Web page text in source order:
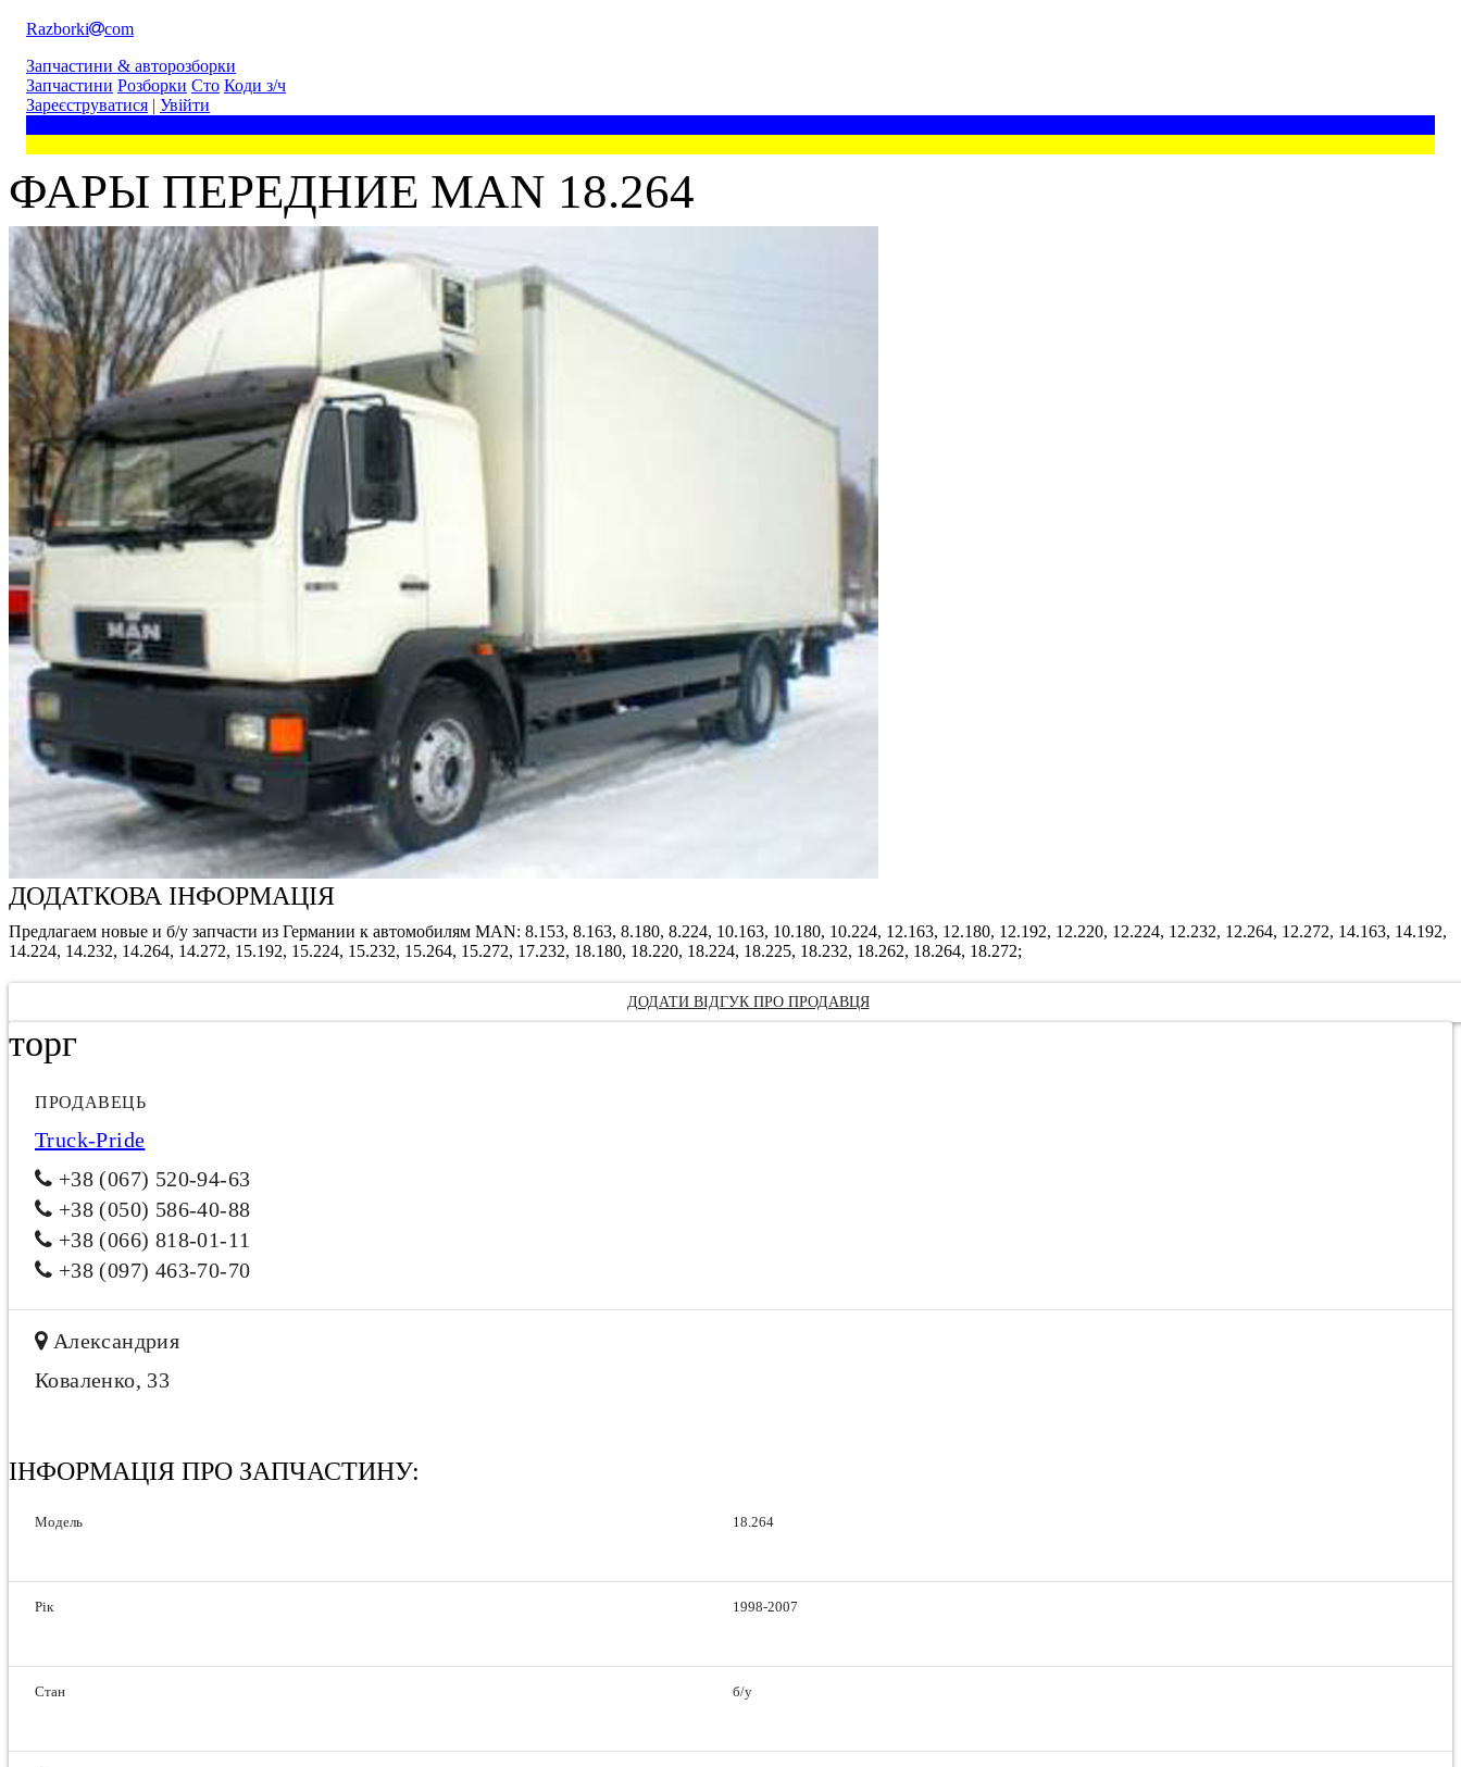
Razborki
com
Запчастини & авторозборки
Запчастини Розборки Сто Коди з/ч
Зареєструватися | Увійти
ФАРЫ ПЕРЕДНИЕ MAN 18.264
ДОДАТКОВА ІНФОРМАЦІЯ
Предлагаем новые и б/у запчасти из Германии к автомобилям MAN: 8.153, 8.163, 8.180, 8.224, 10.163, 10.180, 10.224, 12.163, 12.180, 12.192, 12.220, 12.224, 12.232, 12.264, 12.272, 14.163, 14.192,
14.224, 14.232, 14.264, 14.272, 15.192, 15.224, 15.232, 15.264, 15.272, 17.232, 18.180, 18.220, 18.224, 18.225, 18.232, 18.262, 18.264, 18.272;
ДОДАТИ ВІДГУК ПРО ПРОДАВЦЯ
торг
ПРОДАВЕЦЬ
Truck-Pride
+38 (067) 520-94-63
+38 (050) 586-40-88
+38 (066) 818-01-11
+38 (097) 463-70-70
Александрия
Коваленко, 33
ІНФОРМАЦІЯ ПРО ЗАПЧАСТИНУ:
Модель 18.264
Рік 1998-2007
Стан б/у